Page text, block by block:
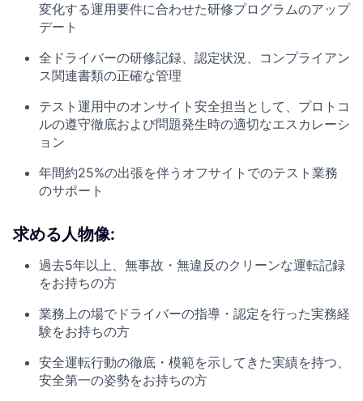
変化する運用要件に合わせた研修プログラムのアップ
デート
全ドライバーの研修記録、認定状況、コンプライアン
ス関連書類の正確な管理
テスト運用中のオンサイト安全担当として、プロトコ
ルの遵守徹底および問題発生時の適切なエスカレーシ
ョン
年間約25%の出張を伴うオフサイトでのテスト業務
のサポート
求める人物像:
過去5年以上、無事故・無違反のクリーンな運転記録
をお持ちの方
業務上の場でドライバーの指導・認定を行った実務経
験をお持ちの方
安全運転行動の徹底・模範を示してきた実績を持つ、
安全第一の姿勢をお持ちの方